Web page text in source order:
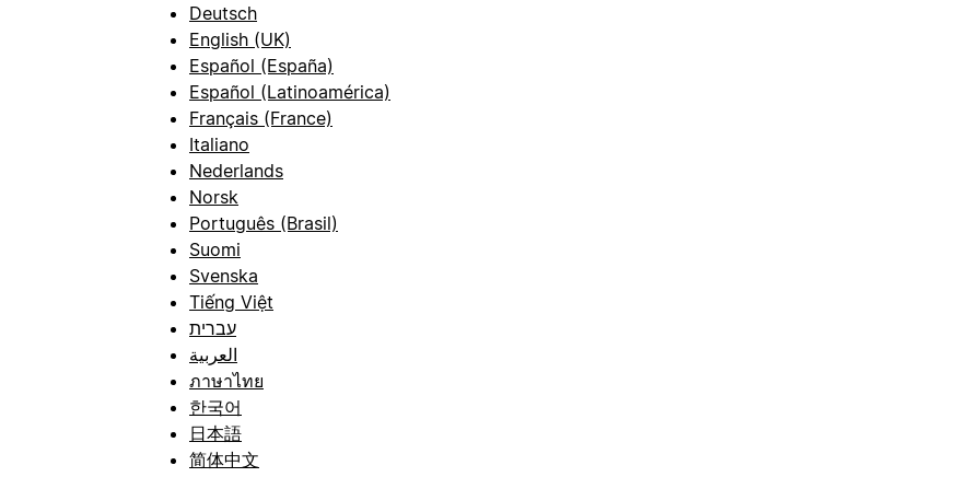
Deutsch
English (UK)
Español (España)
Español (Latinoamérica)
Français (France)
Italiano
Nederlands
Norsk
Português (Brasil)
Suomi
Svenska
Tiếng Việt
עברית
العربية
ภาษาไทย
한국어
日本語
简体中文